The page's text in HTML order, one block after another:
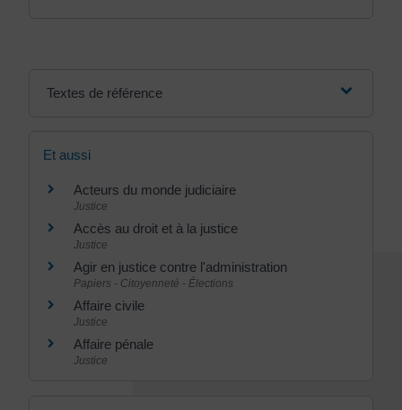
Textes de référence
Et aussi
Acteurs du monde judiciaire
Justice
Accès au droit et à la justice
Justice
Agir en justice contre l'administration
Papiers - Citoyenneté - Élections
Affaire civile
Justice
Affaire pénale
Justice